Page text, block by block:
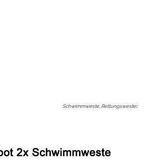
Schwimmweste, Rettungsweste: